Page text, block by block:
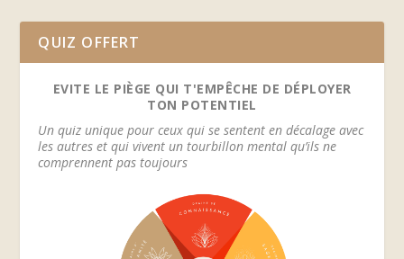
QUIZ OFFERT
EVITE LE PIÈGE QUI T'EMPÊCHE DE DÉPLOYER
TON POTENTIEL
Un quiz unique pour ceux qui se sentent en décalage avec
les autres et qui vivent un tourbillon mental qu’ils ne
comprennent pas toujours